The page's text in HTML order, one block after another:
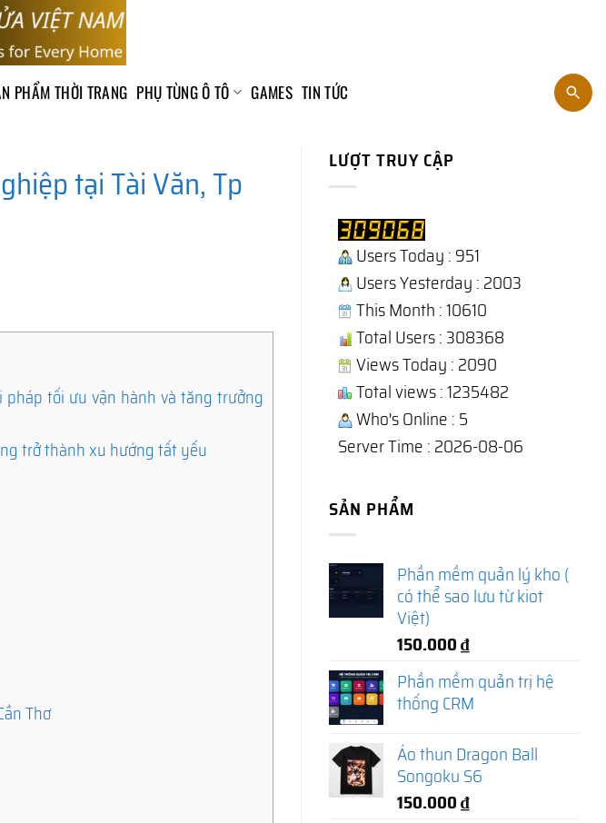
PHẨM THỜI TRANG PHỤ TÙNG Ô TÔ GAMES TIN TỨC
tại Tài Văn, Tp
pháp tối ưu vận hành và tăng trưởng
trở thành xu hướng tất yếu
Thơ
LƯỢT TRUY CẬP
Users Today : 951
Users Yesterday : 2003
This Month : 10610
Total Users : 308368
Views Today : 2090
Total views : 1235482
Who's Online : 5
Server Time : 2026-08-06
SẢN PHẨM
Phần mềm quản lý kho (
có thể sao lưu từ kiot
Việt)
150.000₫
Phần mềm quản trị hệ
thống CRM
Áo thun Dragon Ball
Songoku S6
150.000₫